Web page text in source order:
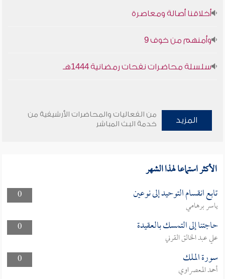
أخلاقنا أصالة ومعاصرة
وأمنهم من خوف 9
سلسلة محاضرات نفحات رمضانية 1444هـ
المزيد
من الفعاليات والمحاضرات الأرشيفية من
خدمة البث المباشر
الأكثر استماعا لهذا الشهر
0 تابع انقسام التوحيد إلى نوعين
ياسر برهامي
0
حاجتنا إلى التمسك بالعقيدة
علي عبد الخالق القرني
0
سورة الملك
أحمد المعصراوي